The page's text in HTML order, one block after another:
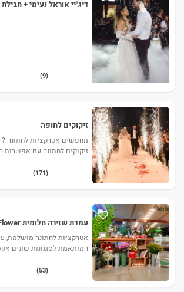
דיג"יי אוראל נעימי +
(9)
זיקוקים לחופה
מחפשים אטרקציות לחתונה ?
זיקוקים לחתונה עם אפשרות
(171)
עמדת שזירה חלומית Tali's Flower
אטרקציות לחתונה מושלמת,
המותאמת לסגנונות שונים
(53)